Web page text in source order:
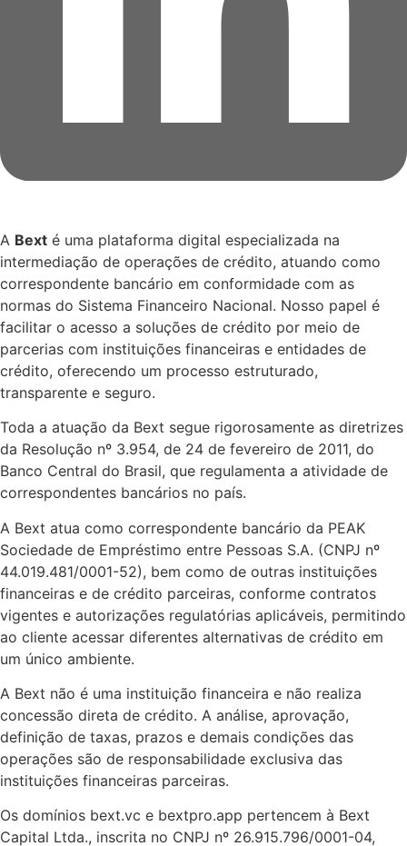
A Bext é uma plataforma digital especializada na
intermediação de operações de crédito, atuando como
correspondente bancário em conformidade com as
normas do Sistema Financeiro Nacional. Nosso papel é
facilitar o acesso a soluções de crédito por meio de
parcerias com instituições financeiras e entidades de
crédito, oferecendo um processo estruturado,
transparente e seguro.
Toda a atuação da Bext segue rigorosamente as diretrizes
da Resolução nº 3.954, de 24 de fevereiro de 2011, do
Banco Central do Brasil, que regulamenta a atividade de
correspondentes bancários no país.
A Bext atua como correspondente bancário da PEAK
Sociedade de Empréstimo entre Pessoas S.A. (CNPJ nº
44.019.481/0001-52), bem como de outras instituições
financeiras e de crédito parceiras, conforme contratos
vigentes e autorizações regulatórias aplicáveis, permitindo
ao cliente acessar diferentes alternativas de crédito em
um único ambiente.
A Bext não é uma instituição financeira e não realiza
concessão direta de crédito. A análise, aprovação,
definição de taxas, prazos e demais condições das
operações são de responsabilidade exclusiva das
instituições financeiras parceiras.
Os domínios bext.vc e bextpro.app pertencem à Bext
Capital Ltda., inscrita no CNPJ nº 26.915.796/0001-04,